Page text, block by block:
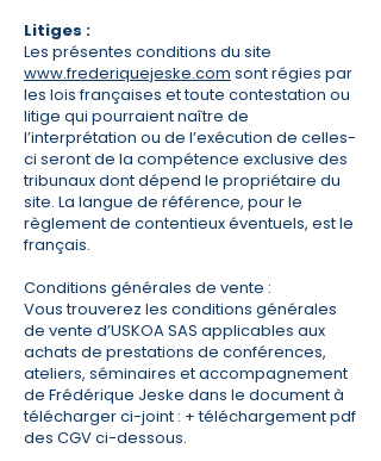
Litiges :
​Les présentes conditions du site
www.frederiquejeske.com sont régies par
les lois françaises et toute contestation ou
litige qui pourraient naître de
l’interprétation ou de l’exécution de celles-
ci seront de la compétence exclusive des
tribunaux dont dépend le propriétaire du
site. La langue de référence, pour le
règlement de contentieux éventuels, est le
français.
Conditions générales de vente :
Vous trouverez les conditions générales
de vente d’USKOA SAS applicables aux
achats de prestations de conférences,
ateliers, séminaires et accompagnement
de Frédérique Jeske dans le document à
télécharger ci-joint : + téléchargement pdf
des CGV ci-dessous.